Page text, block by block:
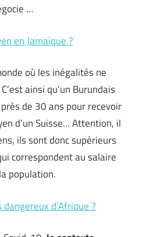
…
en Jamaïque ?
où les inégalités ne
ainsi qu’un Burundais
de 30 ans pour recevoir
d’un Suisse… Attention, il
ils sont donc supérieurs
correspondent au salaire
population.
d’Afrique ?